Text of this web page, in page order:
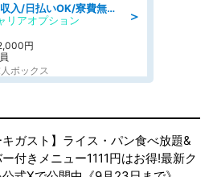
＞
組立・組付け/高収入/日払いOK/寮費無料/交替制/20・30・40代活躍中
リアオプション
円
ボックス
キガスト】ライス・パン食べ放題&
付きメニュー1111円はお得!最新ク